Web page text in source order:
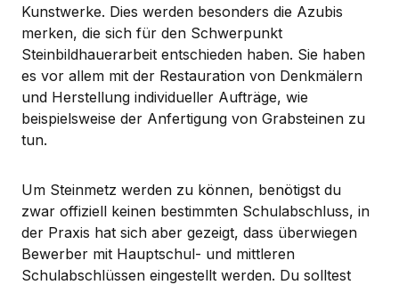
Kunstwerke. Dies werden besonders die Azubis
merken, die sich für den Schwerpunkt
Steinbildhauerarbeit entschieden haben. Sie haben
es vor allem mit der Restauration von Denkmälern
und Herstellung individueller Aufträge, wie
beispielsweise der Anfertigung von Grabsteinen zu
tun.
Um Steinmetz werden zu können, benötigst du
zwar offiziell keinen bestimmten Schulabschluss, in
der Praxis hat sich aber gezeigt, dass überwiegen
Bewerber mit Hauptschul- und mittleren
Schulabschlüssen eingestellt werden. Du solltest